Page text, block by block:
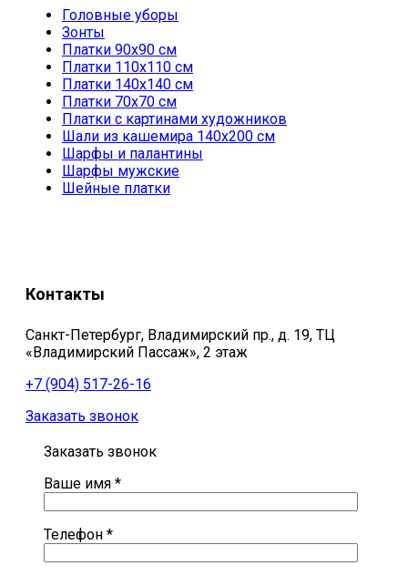
Головные уборы
Зонты
Платки 90х90 см
Платки 110х110 см
Платки 140х140 см
Платки 70х70 см
Платки с картинами художников
Шали из кашемира 140х200 см
Шарфы и палантины
Шарфы мужские
Шейные платки
Контакты
Санкт-Петербург, Владимирский пр., д. 19, ТЦ
«Владимирский Пассаж», 2 этаж
+7 (904) 517-26-16
Заказать звонок
Заказать звонок
Ваше имя *
Телефон *